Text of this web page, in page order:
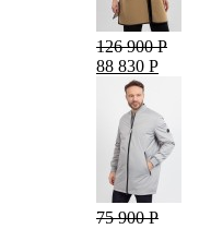
126 900 Р
88 830 Р
75 900 Р